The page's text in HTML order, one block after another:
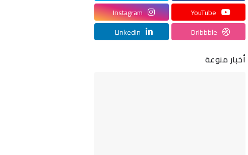
YouTube
Instagram
Dribbble
LinkedIn
أخبار منوعة